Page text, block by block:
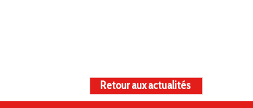
Retour aux actualités